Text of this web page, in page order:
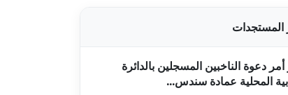
المستجدات
دعوة الناخبين المسجلين بالدائرة
المحلية عمادة سندس...